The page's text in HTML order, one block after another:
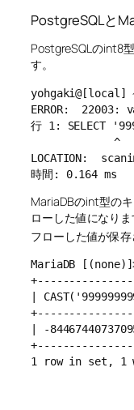
PostgreSQLと
PostgreSQLのint8
す。
yohgaki@[local]
ERROR:
行 1: SELECT
             ^
LOCATION:
時間: 0.164 ms
MariaDBのint型の
ローした値になり
フローした値が保
MariaDB
|
| -
1 row in set, 1